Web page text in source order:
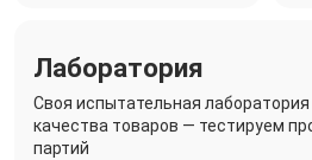
Лаборатория
Своя испытательная
качества товаров — тестируем
партий